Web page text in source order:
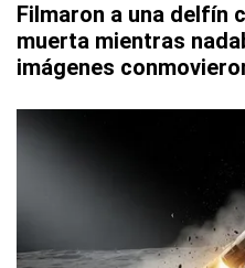
Filmaron a una delfín
muerta mientras
imágenes